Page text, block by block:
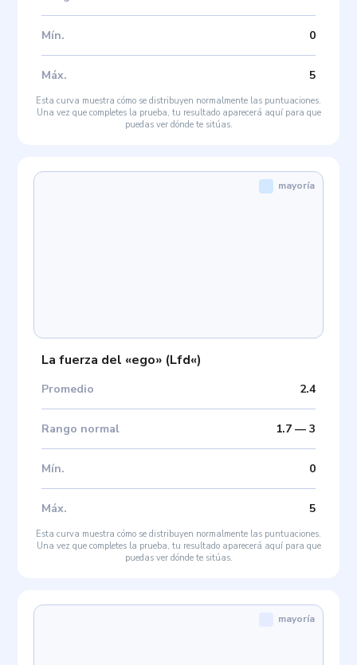
Mín. 0
Máx. 5
Esta curva muestra cómo se distribuyen normalmente las puntuaciones.
Una vez que completes la prueba, tu resultado aparecerá aquí para que
puedas ver dónde te sitúas.
La fuerza del «ego» (Lfd«)
Promedio 2.4
Rango normal 1.7— 3
Mín. 0
Máx. 5
mayoría
Esta curva muestra cómo se distribuyen normalmente las puntuaciones.
Una vez que completes la prueba, tu resultado aparecerá aquí para que
puedas ver dónde te sitúas.
mayoría